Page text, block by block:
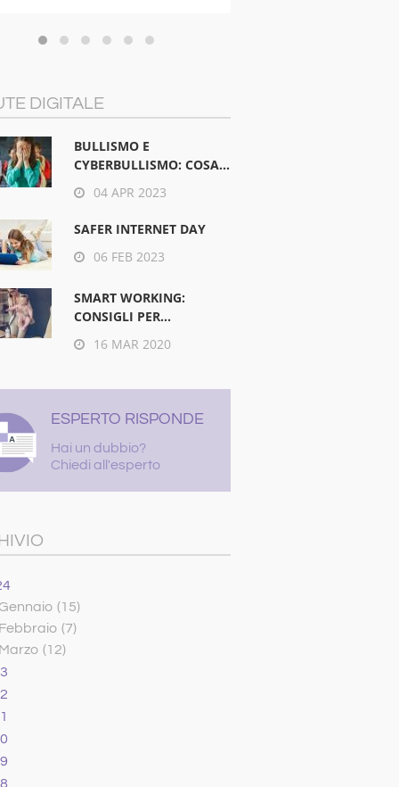
DIGITALE
BULLISMO E
CYBERBULLISMO: COSA...
04 APR 2023
SAFER INTERNET DAY
06 FEB 2023
SMART WORKING:
CONSIGLI PER...
16 MAR 2020
ESPERTO RISPONDE
Hai un dubbio?
Chiedi all'esperto
(15)
Febbraio (7)
Marzo (12)